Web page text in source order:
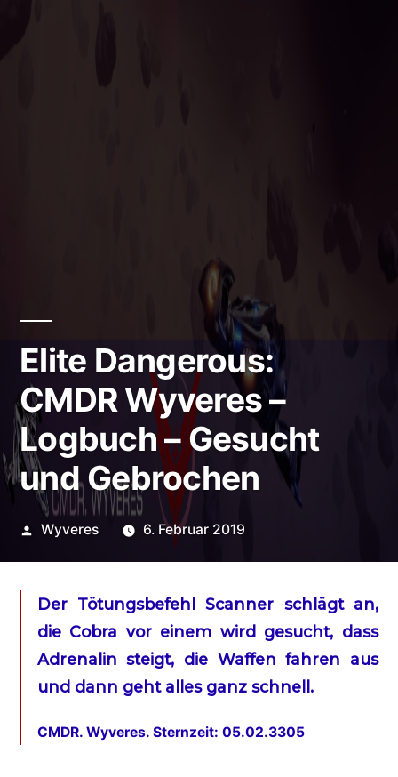
Elite Dangerous:
CMDR Wyveres –
Logbuch – Gesucht
und Gebrochen
Veröffentlicht
Wyveres 6. Februar 2019
Der Tötungsbefehl Scanner schlägt an,
die Cobra vor einem wird gesucht, dass
Adrenalin steigt, die Waffen fahren aus
und dann geht alles ganz schnell.
CMDR. Wyveres. Sternzeit: 05.02.3305